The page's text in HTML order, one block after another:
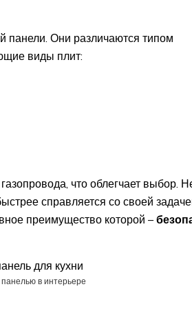
панели. Они различаются типом
виды плит:
что облегчает выбор.
справляется со своей
преимущество которой –
в интерьере